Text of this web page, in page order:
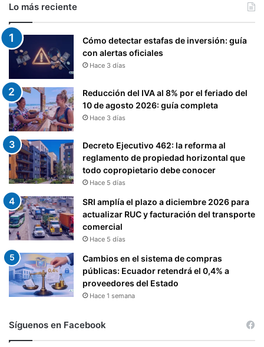
Lo más reciente
Cómo detectar estafas de inversión: guía
con alertas oficiales
Hace 3 días
Reducción del IVA al 8% por el feriado del
10 de agosto 2026: guía completa
Hace 3 días
Decreto Ejecutivo 462: la reforma al
reglamento de propiedad horizontal que
todo copropietario debe conocer
Hace 5 días
SRI amplía el plazo a diciembre 2026 para
actualizar RUC y facturación del transporte
comercial
Hace 5 días
Cambios en el sistema de compras
públicas: Ecuador retendrá el 0,4% a
proveedores del Estado
Hace 1 semana
Síguenos en Facebook